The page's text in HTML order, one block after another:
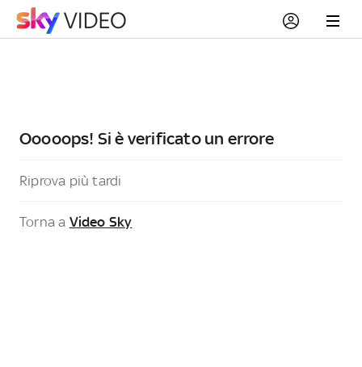
Ooooops! Si è verificato un errore
Riprova più tardi
Torna a Video Sky